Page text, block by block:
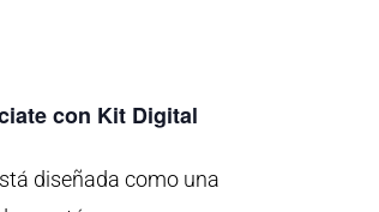
con Kit Digital
diseñada como una